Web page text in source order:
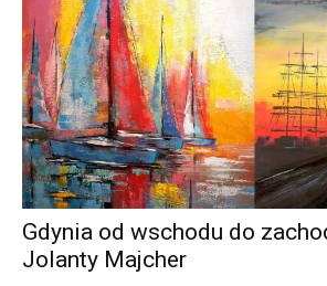
Gdynia od wschodu do
Jolanty Majcher